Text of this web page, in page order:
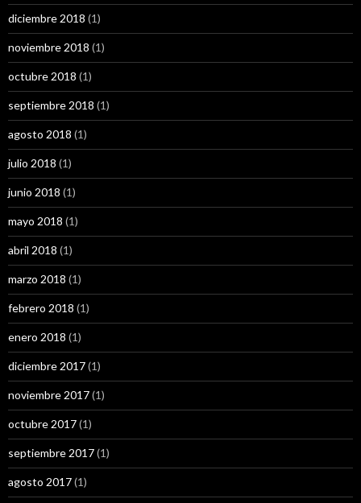
diciembre 2018 (1)
noviembre 2018 (1)
octubre 2018 (1)
septiembre 2018 (1)
agosto 2018 (1)
julio 2018 (1)
junio 2018 (1)
mayo 2018 (1)
abril 2018 (1)
marzo 2018 (1)
febrero 2018 (1)
enero 2018 (1)
diciembre 2017(1)
noviembre 2017(1)
octubre 2017(1)
septiembre 2017(1)
agosto 2017(1)